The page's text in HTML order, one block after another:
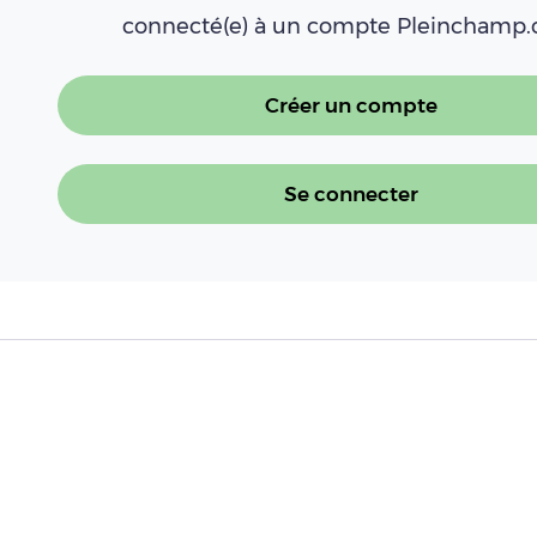
connecté(e) à un compte
Créer un compte
Se connecter